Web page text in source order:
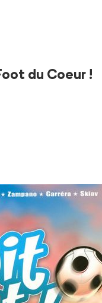
du Coeur !